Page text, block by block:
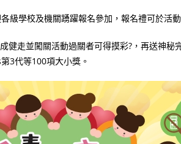
級學校及機關踴躍報名參加，報名禮可於活
健走並闖關活動過關者可得摸彩?，再送神
3代等100項大小獎。